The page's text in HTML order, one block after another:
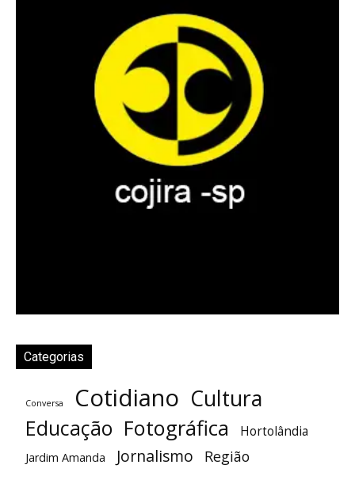
Categorias
Conversa Cotidiano Cultura
Educação Fotográfica Hortolândia
Jardim Amanda Jornalismo Região